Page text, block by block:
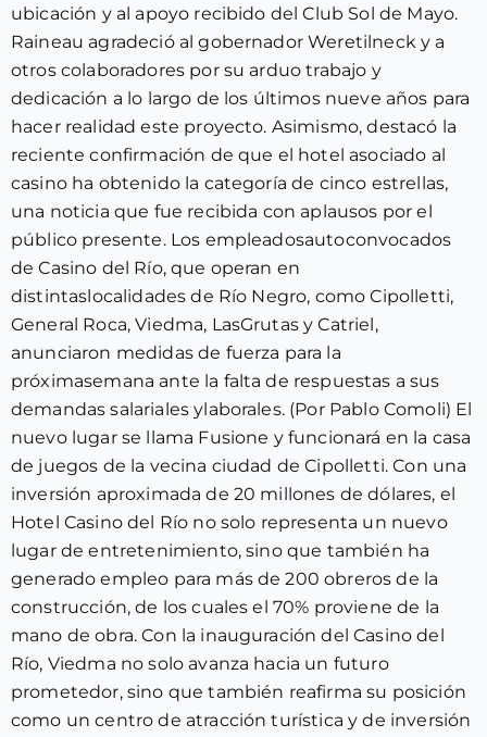
ubicación y al apoyo recibido del Club Sol de Mayo.
Raineau agradeció al gobernador Weretilneck y a
otros colaboradores por su arduo trabajo y
dedicación a lo largo de los últimos nueve años para
hacer realidad este proyecto. Asimismo, destacó la
reciente confirmación de que el hotel asociado al
casino ha obtenido la categoría de cinco estrellas,
una noticia que fue recibida con aplausos por el
público presente. Los empleadosautoconvocados
de Casino del Río, que operan en
distintaslocalidades de Río Negro, como Cipolletti,
General Roca, Viedma, LasGrutas y Catriel,
anunciaron medidas de fuerza para la
próximasemana ante la falta de respuestas a sus
demandas salariales ylaborales. (Por Pablo Comoli) El
nuevo lugar se llama Fusione y funcionará en la casa
de juegos de la vecina ciudad de Cipolletti. Con una
inversión aproximada de 20 millones de dólares, el
Hotel Casino del Río no solo representa un nuevo
lugar de entretenimiento, sino que también ha
generado empleo para más de 200 obreros de la
construcción, de los cuales el 70% proviene de la
mano de obra. Con la inauguración del Casino del
Río, Viedma no solo avanza hacia un futuro
prometedor, sino que también reafirma su posición
como un centro de atracción turística y de inversión